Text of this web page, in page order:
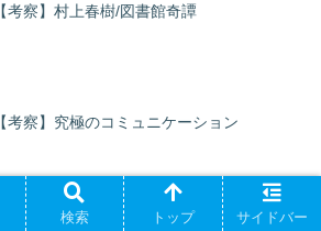
【考察】村上春樹/図書館奇譚
【考察】究極のコミュニケーション
検索 トップ サイドバー